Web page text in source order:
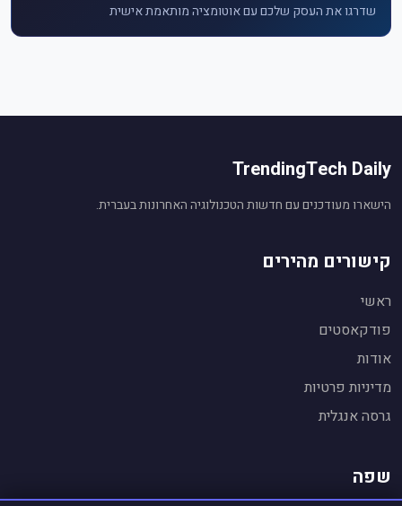
שדרגו את העסק שלכם עם אוטומציה מותאמת אישית
TrendingTech Daily
הישארו מעודכנים עם חדשות הטכנולוגיה האחרונות בעברית.
קישורים מהירים
ראשי
פודקאסטים
אודות
מדיניות פרטיות
גרסה אנגלית
שפה